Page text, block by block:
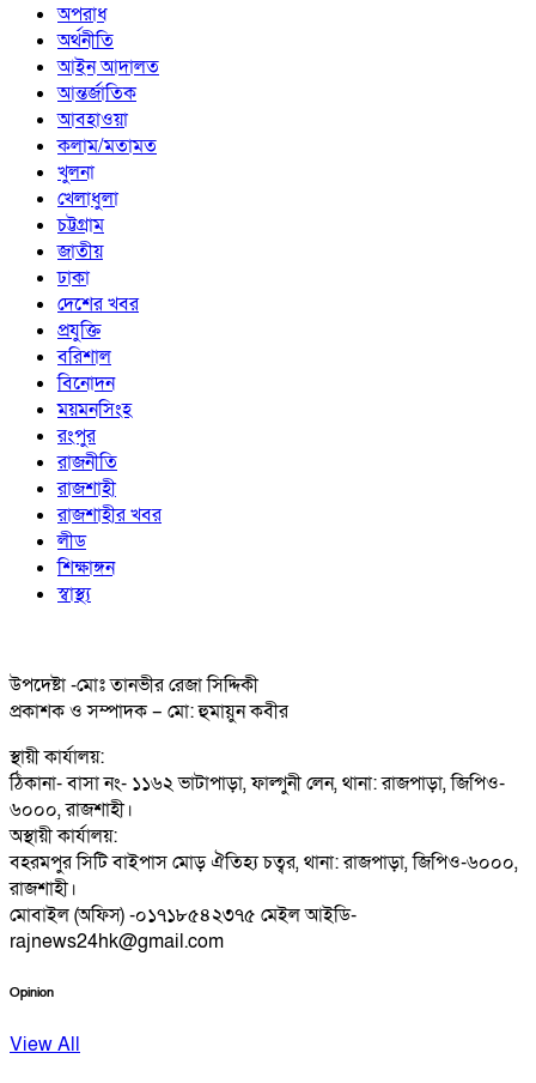
অপরাধ
অর্থনীতি
আইন আদালত
আন্তর্জাতিক
আবহাওয়া
কলাম/মতামত
খুলনা
খেলাধুলা
চট্টগ্রাম
জাতীয়
ঢাকা
দেশের খবর
প্রযুক্তি
বরিশাল
বিনোদন
ময়মনসিংহ
রংপুর
রাজনীতি
রাজশাহী
রাজশাহীর খবর
লীড
শিক্ষাঙ্গন
স্বাস্থ্য
উপদেষ্টা -মোঃ তানভীর রেজা সিদ্দিকী
প্রকাশক ও সম্পাদক – মো: হুমায়ুন কবীর
স্থায়ী কার্যালয়:
ঠিকানা- বাসা নং- ১১৬২ ভাটাপাড়া, ফাল্গুনী লেন, থানা: রাজপাড়া, জিপিও-
৬০০০, রাজশাহী।
অস্থায়ী কার্যালয়:
বহরমপুর সিটি বাইপাস মোড় ঐতিহ্য চত্বর, থানা: রাজপাড়া, জিপিও-৬০০০,
রাজশাহী।
মোবাইল (অফিস) -০১৭১৮৫৪২৩৭৫ মেইল আইডি-
rajnews24hk@gmail.com
Opinion
View All